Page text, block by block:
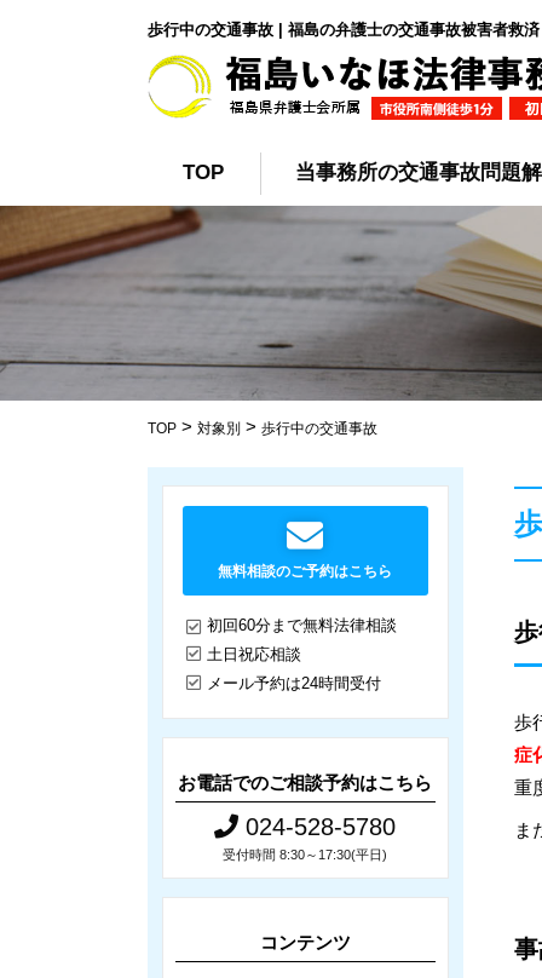
歩行中の交通事故 | 福島の弁護士の交通事故被害者救済
TOP 当事務所の交通事故問題
TOP > 対象別 > 歩行中の交通事故
歩
症
重
ま
無料相談のご予約はこちら
初回60分まで無料法律相談
土日祝応相談
メール予約は24時間受付
お電話でのご相談予約はこちら
024-528-5780
受付時間 8:30～17:30(平日)
コンテンツ